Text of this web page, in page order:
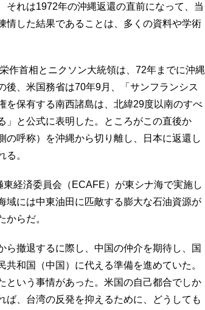
れは1972年の沖縄返還の直前になって、当
情した結果であることは、多くの資料や学術
作首相とニクソン大統領は、72年までに沖縄
、米国務省は70年9月、「サンフランシス
を保有する南西諸島は、北緯29度以南のすべ
」と公式に表明した。ところがこの直後か
の呼称）を沖縄から切り離し、日本に返還し
る。
経済委員会（ECAFE）が東シナ海で実施し
域には中東油田に匹敵する膨大な石油資源が
らだ。
撤退するに際し、中国の仲介を期待し、国
和国（中国）に代える準備を進めていた。
という事情があった。米国の自己都合でしか
ば、台湾の反発を抑えるために、どうしても